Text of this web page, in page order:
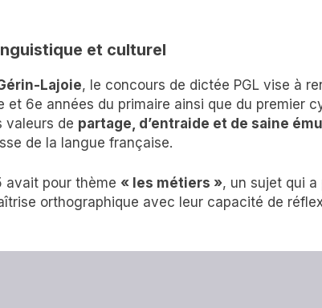
et culturel
Lajoie, le concours de dictée PGL vise à
et 6e années du primaire ainsi que du premier
valeurs de partage, d’entraide et de saine
de la langue française.
avait pour thème « les métiers », un sujet qui a
orthographique avec leur capacité de